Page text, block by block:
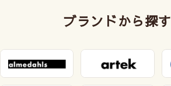
ブランドから探す